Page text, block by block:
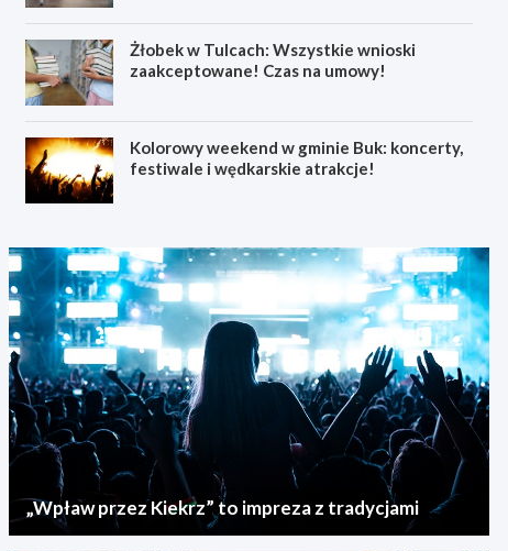
Żłobek w Tulcach: Wszystkie wnioski
zaakceptowane! Czas na umowy!
Kolorowy weekend w gminie Buk: koncerty,
festiwale i wędkarskie atrakcje!
„Wpław przez Kiekrz” to impreza z tradycjami